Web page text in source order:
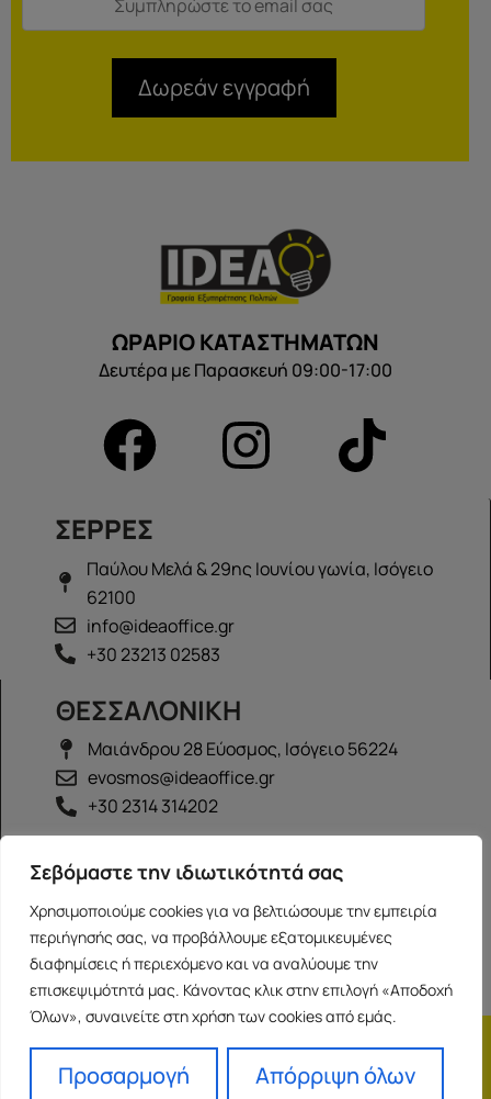
Σεβόμαστε την ιδιωτικότητά σας
Χρησιμοποιούμε cookies για να βελτιώσουμε την εμπειρία
περιήγησής σας, να προβάλλουμε εξατομικευμένες
διαφημίσεις ή περιεχόμενο και να αναλύουμε την
επισκεψιμότητά μας. Κάνοντας κλικ στην επιλογή «Αποδοχή
Όλων», συναινείτε στη χρήση των cookies από εμάς.
Προσαρμογή Απόρριψη όλων
Δωρεάν εγγραφή
ΩΡΑΡΙΟ ΚΑΤΑΣΤΗΜΑΤΩΝ
Δευτέρα με Παρασκευή 09:00-17:00
ΣΕΡΡΕΣ
Παύλου Μελά & 29ης Ιουνίου γωνία, Ισόγειο
62100
info@ideaoffice.gr
+30 23213 02583
ΘΕΣΣΑΛΟΝΙΚΗ
Μαιάνδρου 28 Εύοσμος, Ισόγειο 56224
evosmos@ideaoffice.gr
+30 2314 314202
ΙΩΑΝΝΙΝΑ
Γεώργιου Καραϊσκάκη 38, Ισόγειο 45444
ioannina@ideaoffice.gr
+30 26516 08616
Franchise
Όροι Χρήσης